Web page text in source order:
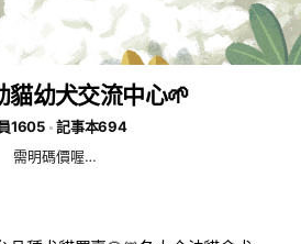
貓幼犬交流中心🌱
1605
記事本694
需明碼價喔…